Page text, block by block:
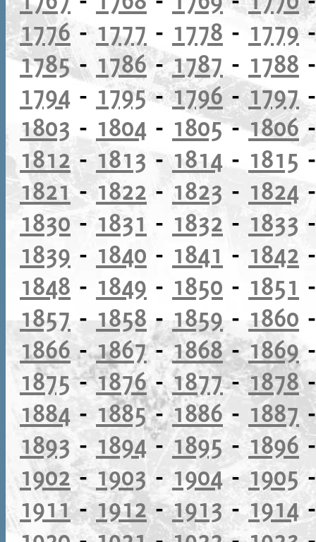
1776- 1777 - 1778 - 1779
1785- 1786-1787 - 1788
1794 - 1795-1796- 1797
1803 - 1804 - 1805-1806
1812 - 1813 - 1814 - 1815
1821- 1822 - 1823 - 1824
1830 - 1831 - 1832 - 1833
1839 - 1840 - 1841 - 1842
1848 - 1849 - 1850 - 1851
1857 - 1858 - 1859 - 1860
1866-1867-1868-1869
1875-1876-1877-1878
1884 - 1885-1886 - 1887
1893 - 1894- 1895-1896
1902-1903 - 1904-1905
1911-1912-1913 -1914